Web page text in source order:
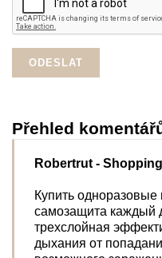
Přehled
Robertrut -
Купить
самозащита каждый
трехслойная
дыхания от